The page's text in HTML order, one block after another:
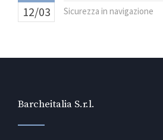
12/03 Sicurezza in navigazione
Barcheitalia S.r.l.